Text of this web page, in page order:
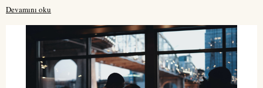
Devamını oku